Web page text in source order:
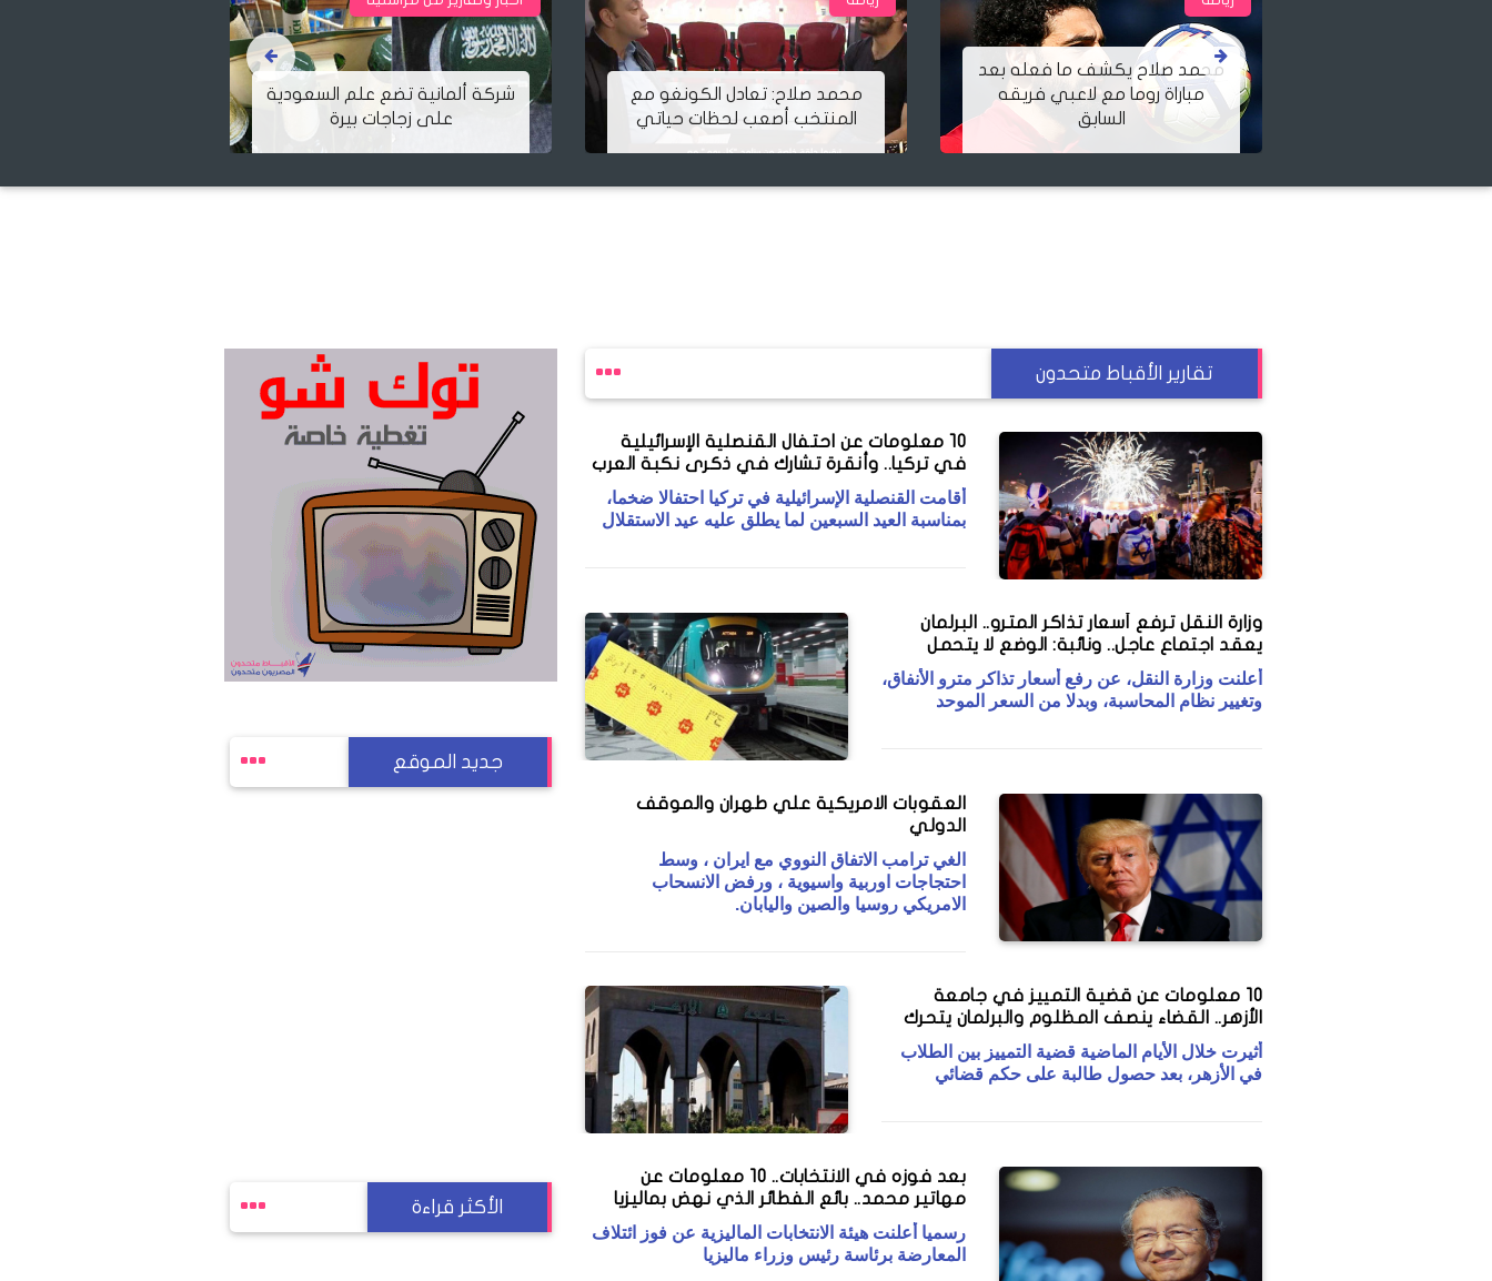
صلاح يكشف ما فعله بعد
محمد صلاح: تعادل الكونغو مع
المنتخب أصعب لحظات حياتي
شركة ألمانية تضع علم السعودية
على زجاجات بيرة
١٠ معلومات عن احتفال القنصلية
الإسرائيلية في تركيا.. وأنقرة
تشارك في ذكرى نكبة العرب
تقارير الأقباط متحدون
١٠ معلومات عن احتفال القنصلية الإسرائيلية
في تركيا.. وأنقرة تشارك في ذكرى نكبة العرب
أقامت القنصلية الإسرائيلية في تركيا احتفالا ضخما،
بمناسبة العيد السبعين لما يطلق عليه عيد الاستقلال
وزارة النقل ترفع أسعار تذاكر المترو.. البرلمان
يعقد اجتماع عاجل.. ونائبة: الوضع لا يتحمل
أعلنت وزارة النقل، عن رفع أسعار تذاكر مترو الأنفاق،
وتغيير نظام المحاسبة، وبدلا من السعر الموحد
العقوبات الامريكية علي طهران والموقف
الدولي
الغي ترامب الاتفاق النووي مع ايران ، وسط
احتجاجات اوربية واسيوية ، ورفض الانسحاب
الامريكي روسيا والصين واليابان.
10 معلومات عن قضية التمييز في جامعة
الأزهر.. القضاء ينصف المظلوم والبرلمان يتحرك
أثيرت خلال الأيام الماضية قضية التمييز بين الطلاب
في الأزهر، بعد حصول طالبة على حكم قضائي
بعد فوزه في الانتخابات.. 10 معلومات عن
مهاتير محمد.. بائع الفطائر الذي نهض بماليزيا
رسميا أعلنت هيئة الانتخابات الماليزية عن فوز ائتلاف
المعارضة برئاسة رئيس وزراء ماليزيا
جديد الموقع
الأكثر قراءة